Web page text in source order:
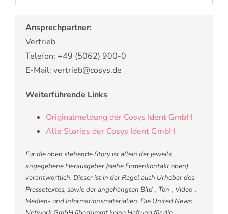
Ansprechpartner:
Vertrieb
Telefon: +49 (5062) 900-0
E-Mail: vertrieb@cosys.de
Weiterführende Links
Originalmeldung der Cosys Ident GmbH
Alle Stories der Cosys Ident GmbH
Für die oben stehende Story ist allein der jeweils
angegebene Herausgeber (siehe Firmenkontakt oben)
verantwortlich. Dieser ist in der Regel auch Urheber des
Pressetextes, sowie der angehängten Bild-, Ton-, Video-,
Medien- und Informationsmaterialien. Die United News